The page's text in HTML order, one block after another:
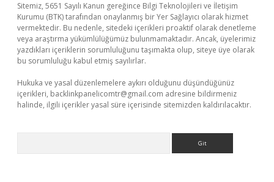
Sitemiz, 5651 Sayılı Kanun gereğince Bilgi Teknolojileri ve İletişim
Kurumu (BTK) tarafından onaylanmış bir Yer Sağlayıcı olarak hizmet
vermektedir. Bu nedenle, sitedeki içerikleri proaktif olarak denetleme
veya araştırma yükümlülüğümüz bulunmamaktadır. Ancak, üyelerimiz
yazdıkları içeriklerin sorumluluğunu taşımakta olup, siteye üye olarak
bu sorumluluğu kabul etmiş sayılırlar.
Hukuka ve yasal düzenlemelere aykırı olduğunu düşündüğünüz
içerikleri, backlinkpanelicomtr@gmail.com adresine bildirmeniz
halinde, ilgili içerikler yasal süre içerisinde sitemizden kaldırılacaktır.